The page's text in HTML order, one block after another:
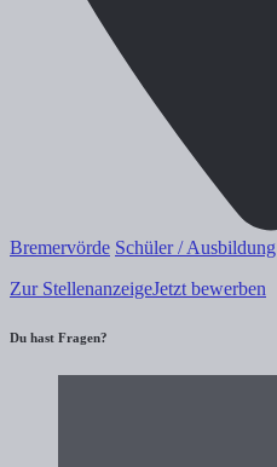
Bremervörde Schüler / Ausbildung
Zur StellenanzeigeJetzt bewerben
Du hast Fragen?